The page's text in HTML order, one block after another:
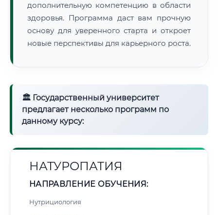
дополнительную компетенцию в области
здоровья. Программа даст вам прочную
основу для уверенного старта и откроет
новые перспективы для карьерного роста.
🏛 Государственный университет
предлагает несколько программ по
данному курсу:
НАТУРОПАТИЯ
НАПРАВЛЕНИЕ ОБУЧЕНИЯ:
Нутрициология